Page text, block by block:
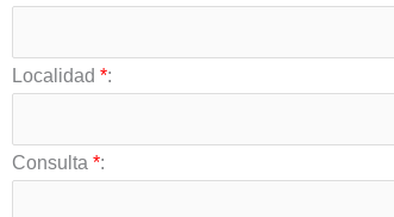
Localidad *:
Consulta *: